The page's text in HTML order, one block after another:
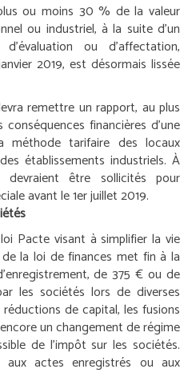
ou moins 30 % de la valeur
ou industriel, à la suite d’un
ou d’affectation,
2019, est désormais lissée
remettre un rapport, au plus
financières d’une
méthode tarifaire des locaux
établissements industriels. À
être sollicités pour
avant le 1erjuillet 2019.
Pacte visant à simplifier la vie
la loi de finances met fin à la
de 375 € ou de
les sociétés lors de diverses
de capital, les fusions
un changement de régime
de l’impôt sur les sociétés.
aux actes enregistrés ou aux